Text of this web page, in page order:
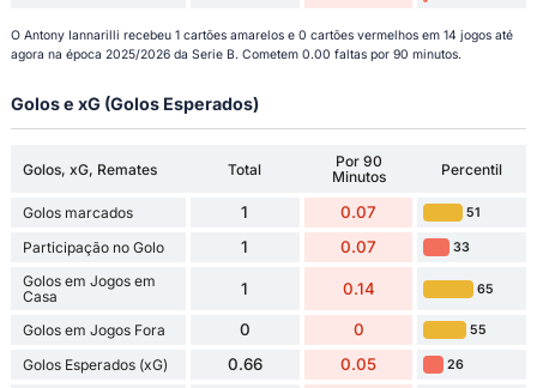
O Antony Iannarilli recebeu 1 cartões amarelos e 0 cartões vermelhos em 14 jogos até
agora na época 2025/2026 da Serie B. Cometem 0.00 faltas por 90 minutos.
Golos e xG (Golos Esperados)
Golos, xG, Remates Total
Por 90
Minutos
Percentil
Golos marcados 1 0.07 51
Participação no Golo 1 0.07 33
Golos em Jogos em
Casa
1 0.14 65
Golos em Jogos Fora 0 0 55
Golos Esperados (xG) 0.66 0.05 26